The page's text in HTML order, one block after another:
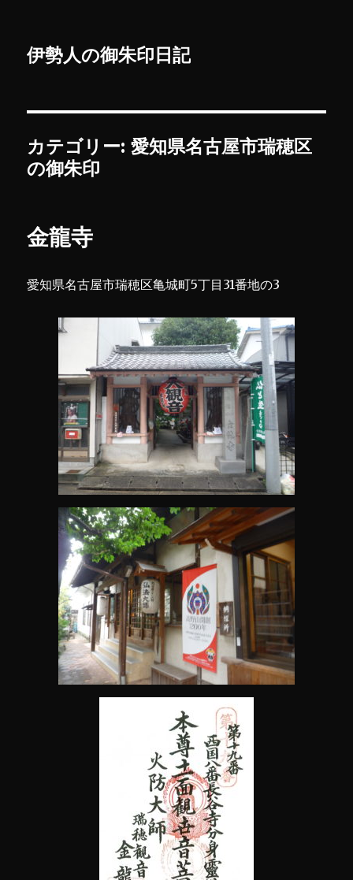
伊勢人の御朱印日記
カテゴリー:愛知県名古屋市瑞穂区
の御朱印
金龍寺
愛知県名古屋市瑞穂区亀城町5丁目31番地の3